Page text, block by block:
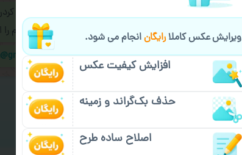
(اضافه
کردن سفارش با اپراتو عکسچاپ هماهنگی لازم
ایمیل جهت ثبت یا پیگیری سفارش:
ویرایش عکس کاملارایگانانجام می شود.
افزایش کیفیت عکس
حذف بک‌گراند و زمینه
اصلاح ساده طرح